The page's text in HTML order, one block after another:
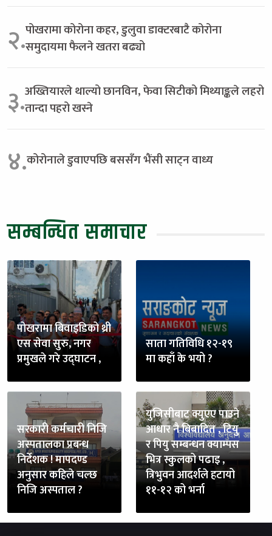
२.पोखरामा कोरोना कहर, डुलुवा डाक्टरबाटै कोरोना
समुदायमा फैलने खतरा बढ्यो
३.अख्तियारले थाल्यो छानविन, फेवा सिटीको मिथ्याङ्कले लहरो
तान्दा पहरो खस्ने
४.कोरोनाले डुवाएपछि बससँग भैंसी साट्न वाध्य
सम्बन्धित समाचार
पोखरामा बिवाइडिको थ्री
एस सेवा सुरु, नगर
प्रमुखले गरे उद्घाटन ,
साता गतिविधि १२-१९
मा कहाँ के भयो ?
सरकारी कर्मचारी निजि
अस्पतालका प्रबन्ध
निर्देशक ! मापदण्ड
अनुसार कहिले चल्छ
निजि अस्पताल ?
युजिसीबाट क्युएए पाउने
आधार नै बिबादित , टियु
र पियु सम्बन्धन क्याम्पस
भित्र स्कुलको पढाइ ,
त्रिभुवन आदर्शले हटायो
११-१२ को भर्ना